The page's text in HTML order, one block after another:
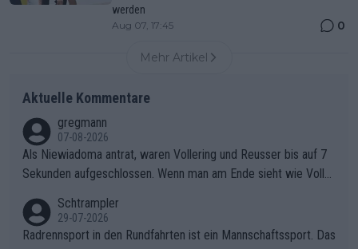
werden
Aug 07, 17:45 0
Mehr Artikel
Aktuelle Kommentare
gregmann
07-08-2026
Als Niewiadoma antrat, waren Vollering und Reusser bis auf 7
Sekunden aufgeschlossen. Wenn man am Ende sieht wie Voller
ering die 7 Sekunden zu Niewiadoma nicht geschlossen hat un
d den Abstand hat anwachsen lassen. Ein schwerer taktischer
Schtrampler
29-07-2026
Radrennsport in den Rundfahrten ist ein Mannschaftssport. Das